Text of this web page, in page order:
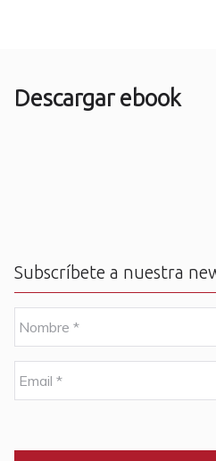
Descargar ebook
Subscríbete a nuestra
o
m
e
m
a